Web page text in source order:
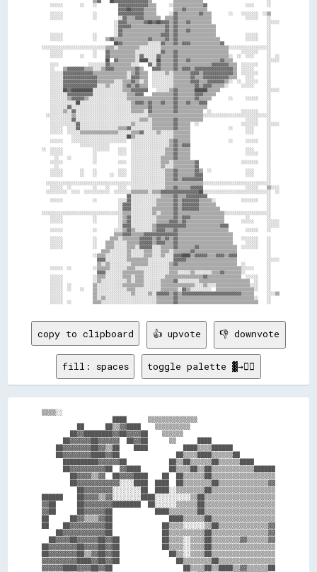
                          ▒▒▓▓    ██▓▓▓▓▓▓▓▓▓▓▓▓▓▓▓▓▒▒          ▒▒▒▒▒▒▒▒▒▒▒▒▒▒                              ░░
      ░░░░░░        ░░    ░░          ▓▓▓▓▓▓▓▓▓▓▓▓▓▓▒▒▒▒      ░░▒▒▒▒▒▒▒▒▒▒▒▒▒▒▓▓                  ░░░░      ░░
                                      ▓▓▓▓██▓▓▓▓▓▓▒▒▒▒▒▒        ▒▒▒▒▓▓▒▒▒▒▒▒▒▒▒▒
      ░░░░░░              ░░          ▓▓▓▓▓▓▓▓▓▓▓▓▒▒▒▒▒▒      ░░▓▓▒▒▒▒▒▒▒▒▒▒▓▓▒▒▒▒        ░░    ░░░░░░░░  ░░▒▒
      ░░░░░░              ░░          ░░▓▓▒▒▒▒▓▓▓▓▒▒▒▒▒▒▒▒  ▒▒▒▒▓▓▒▒▒▒▒▒▒▒▒▒▒▒▒▒▒▒                ░░░░░░    ░░
                                    ░░▓▓▓▓▒▒▒▒▒▒▒▒▓▓██▓▓██▓▓▓▓▒▒▓▓▒▒▒▒▓▓▒▒▒▒▒▒▒▒▒▒                          ░░░░░░
                                    ░░▓▓▓▓▓▓▒▒▒▒▒▒▒▒▒▒▒▒▒▒▒▒▓▓▒▒▓▓▒▒▒▒▒▒▒▒▒▒▒▒▒▒▒▒▒▒                        ░░
                                    ░░▓▓▒▒▒▒▒▒▒▒▒▒▒▒▒▒▒▒▒▒▒▒▓▓▒▒▓▓▒▒▒▒▓▓▒▒▒▒▒▒▒▒▒▒▒▒                        ░░
      ░░░░░░              ░░        ░░▓▓▒▒▒▒▒▒▒▒▒▒▒▒▒▒▒▒▒▒▓▓▓▓▒▒▓▓▒▒▒▒▒▒▒▒▒▒▒▒▒▒▒▒▒▒              ░░░░░░    ░░
      ░░░░░░              ░░    ▒▒▓▓▒▒▒▒▒▒▒▒▒▒▒▒▒▒▒▒▓▓▒▒▒▒▒▒▓▓▒▒▓▓▒▒▒▒▒▒▒▒▒▒▒▒▒▒▒▒▒▒▒▒            ░░░░░░    ░░
                                    ██▓▓▒▒▒▒▒▒▒▒▒▒▒▒░░░░░░▓▓▒▒▒▒▓▓▒▒▓▓▓▓▒▒▒▒▒▒▒▒▒▒▒▒▒▒▓▓                    ░░
  ░░░░░░░░░░░░░░░░░░░░░░░░░░░░░░▒▒▒▒░░▒▒▒▒▒▒▒▒▒▒░░░░░░░░░░▒▒▒▒▒▒▒▒▒▒▒▒▒▒▒▒▒▒▒▒▒▒▒▒▒▒▒▒▒▒▒▒░░░░░░░░░░░░░░░░░░░░
      ░░░░░░              ░░    ▓▓▒▒▒▒▒▒▒▒▒▒▒▒░░░░░░░░░░░░▓▓▒▒▒▒▓▓▒▒▒▒▒▒▒▒▒▒▒▒▒▒▒▒▒▒▒▒▒▒▒▒      ░░░░░░░░    ░░
      ░░░░░░        ░░    ░░    ▓▓▒▒▒▒▒▒▒▒▒▒▒▒░░▓▓░░░░░░▓▓▒▒▒▒▒▒▓▓▒▒▒▒▒▒▒▒▒▒▒▒▒▒▒▒▒▒▒▒▒▒▒▒░░  ░░  ░░░░      ░░  ░░
                                ██  ▓▓▒▒▒▒▒▒▒▒░░████░░░░██▒▒▒▒▒▒▓▓▒▒▒▒▓▓▒▒▒▒▒▒▒▒▒▒▒▒▒▒▓▓▒▒▒▒                ░░░░░░
      ░░░░              ░░░░░░░░▓▓▒▒▒▒▒▒▒▒▒▒░░░░    ▓▓░░▓▓▒▒▒▒▒▒▓▓▒▒▒▒▒▒▒▒▒▒▒▒▒▒▒▒▓▓▓▓▓▓▓▓▒▒▒▒  ░░░░░░░░    ░░
      ░░    ▒▒▓▓▓▓▓▓▓▓▒▒▒▒░░░░▒▒▓▓▓▓▒▒▒▒▒▒▒▒▒▒▓▓▒▒    ▓▓▓▓▒▒▒▒▒▒▓▓▒▒▓▓▓▓▒▒▓▓▓▓▓▓▓▓▓▓▓▓▓▓▓▓▓▓▒▒  ░░░░░░      ░░
      ░░░░░░▓▓▓▓▓▓▓▓▓▓▓▓▓▓▒▒▒▒▒▒▒▒▒▒▒▒▒▒▒▒░░▒▒▓▓▒▒▒▒  ░░░░░░▒▒░░▒▒▒▒▒▒▒▒▓▓▓▓▒▒▓▓▓▓▓▓▓▓▓▓▓▓▓▓▒▒  ░░░░░░░░    ░░
      ░░░░░░▓▓▓▓▓▓▓▓▓▓▓▓▓▓▓▓▒▒▒▒▒▒▒▒▒▒▒▒▒▒░░▓▓▓▓▒▒▒▒  ░░░░░░░░░░▒▒▒▒▒▒▒▒▓▓▒▒▒▒▓▓▓▓▓▓▓▓▓▓▓▓▒▒▒▒    ░░░░      ░░
      ░░░░░░▓▓▓▓▓▓▓▓▓▓▓▓▓▓▓▓▒▒▒▒▒▒▒▒░░░░▒▒▒▒▓▓▒▒░░▒▒  ░░░░░░░░░░▒▒▒▒▒▒▒▒▓▓▓▓▒▒▒▒▓▓▓▓▓▓▓▓▒▒░░  ░░  ░░░░░░    ░░
      ░░░░░░▓▓▓▓▓▓▓▓▓▓▓▓▓▓▓▓░░░░▒▒░░░░░░▒▒▓▓▒▒▓▓▒▒▒▒  ░░░░░░░░░░▒▒▒▒▒▒▒▒▒▒▓▓▒▒▓▓▓▓▒▒▒▒▒▒░░      ░░░░░░      ░░
      ░░░░░░██▓▓██████████░░░░░░░░░░░░░░▒▒▒▒▓▓▓▓▓▓▓▓    ░░░░░░▒▒▓▓▒▒▒▒▒▒▒▒██████▒▒▒▒▒▒                      ░░░░░░
      ░░░░░░░░▓▓▓▓▓▓▓▓▓▓▓▓░░░░░░░░░░░░░░░░▒▒▒▒▓▓▓▓    ▒▒▒▒▒▒▒▒▒▒▓▓▒▒▒▒▒▒▒▒▓▓▓▓▒▒▒▒▒▒                        ░░
      ░░░░░░░░▒▒▓▓▓▓▓▓▒▒░░░░░░░░░░░░░░░░░░▒▒▒▒▒▒▒▒▒▒▒▒▒▒▒▒▒▒▒▒▒▒▓▓▒▒▒▒▒▒▒▒▓▓▒▒▒▒▒▒        ░░      ░░░░░░    ░░
      ░░░░░░░░░░░░██░░░░░░░░░░░░░░░░░░░░░░░░▒▒▓▓▓▓▒▒▓▓▒▒▒▒▓▓▒▒▒▒▓▓▒▒▒▒▓▓▒▒▒▒▓▓▓▓                            ░░
      ░░░░░░░░▓▓░░░░░░░░░░░░░░░░░░░░░░░░░░░░▒▒▒▒▒▒▒▒▓▓▒▒▒▒▒▒▒▒▒▒▓▓▒▒▒▒▒▒▒▒▒▒▒▒▒▒                            ░░
      ░░░░░░▒▒░░▓▓░░░░░░░░░░░░░░░░░░░░░░░░░░▒▒▒▒▒▒░░▓▓▒▒▒▒▒▒▒▒▒▒▓▓▒▒▒▒▒▒▒▒▒▒▒▒  ░░              ░░░░░░░░    ░░
    ░░░░░░░░░░░░▒▒░░░░░░░░░░░░░░░░░░░░░░░░░░░░░░░░░░▒▒▒▒▒▒▒▒▒▒▒▒▒▒▒▒▒▒▒▒▒▒▒▒▒▒░░░░░░░░░░░░░░░░░░░░░░░░░░░░░░░░
      ░░░░░░░░░░▓▓░░░░░░░░░░░░░░░░░░░░░░░░░░░░░░▒▒▒▒░░▒▒▒▒▒▒▒▒▒▒▓▓▒▒▒▒▒▒▒▒▒▒▒▒                    ░░░░░░    ░░
      ░░░░░░░░░░░░▓▓░░░░░░░░░░░░░░░░░░░░░░░░▒▒░░░░░░░░▒▒▒▒▒▒▒▒▒▒▓▓▒▒▒▒▒▒  ░░                    ░░░░░░░░    ░░░░░░
      ░░░░░░  ░░░░▓▓░░░░░░░░░░░░░░░░░░▒▒▒▒▓▓░░░░░░░░░░▒▒▒▒▒▒▒▒▒▒▓▓▒▒▒▒▒▒                  ░░      ░░░░      ░░
      ░░░░░░  ░░░░░░▒▒▒▒▒▒▒▒▒▒▒▒▒▒▒▒▒▒░░░░░░▒▒▒▒▓▓░░░░░░▒▒░░░░░░▒▒▒▒▒▒▒▒                          ░░░░      ░░
                ░░░░░░░░░░░░░░░░░░░░░░░░░░██▒▒░░░░░░░░░░░░░░░░░░▒▒▒▒▒▒▒▒                                    ░░
      ░░░░░░    ░░░░░░░░░░░░░░░░░░░░░░░░░░  ░░░░░░░░░░░░░░░░░░▒▒▓▓▒▒▒▒▒▒                  ░░      ░░░░░░    ░░
                    ░░░░░░░░░░░░░░          ░░░░░░░░░░░░░░░░░░▒▒▓▓▒▒▓▓▓▓                                    ░░
  ░░  ░░░░░░              ░░░░░░░░    ░░░░  ░░░░░░░░░░░░░░░░▒▒▒▒▓▓▒▒▒▒▒▒                          ░░░░      ░░
      ░░░░░░              ░░          ░░░░  ░░░░░░░░░░░░░░░░▒▒▒▒▓▓▒▒▒▒▒▒                          ░░░░░░    ░░
        ░░    ░░          ░░                ░░░░░░░░░░░░░░▒▒▒▒▒▒▓▓▒▒▒▒▒▒                                    ░░
      ░░░░░░              ░░          ░░░░  ░░░░░░░░░░░░░░▒▒▒▒░░▒▒▒▒▒▒▒▒▒▒▓▓                    ░░░░░░░░    ░░
        ░░                                  ░░░░░░░░░░░░░░▒▒░░░░▒▒▒▒▒▒▒▒▒▒▓▓                                ░░
      ░░░░░░        ░░    ░░          ░░░░  ░░░░░░░░░░░░░░░░▒▒▒▒▓▓▒▒▒▒▒▒▒▒▓▓▒▒  ░░                ░░░░      ░░
      ░░░░░░        ░░    ░░      ░░  ░░░░  ░░░░░░░░░░░░░░░░▒▒▒▒▓▓▒▒▒▒▒▒▒▒▓▓▓▓                    ░░░░      ░░
                                            ░░░░░░░░░░░░░░░░▒▒▒▒▓▓▒▒▓▓▓▓▓▓▓▓▓▓                              ░░
    ░░░░░░░░░░░░░░░░░░░░░░░░░░░░░░░░░░░░░░░░░░░░░░░░░░░░░░░░▒▒▒▒▒▒▒▒▒▒▒▒▒▒▒▒▒▒░░░░░░░░░░░░░░░░░░░░░░░░░░░░░░░░
      ░░░░░░  ░░          ░░    ░░    ░░░░  ░░░░░░░░░░░░░░░░▒▒▒▒▓▓▒▒▒▒▒▒▓▓▓▓▓▓                    ░░░░░░    ▒▒░░░░
    ░░░░░░░░░░  ░░░░  ░░░░░░░░░░░░  ░░░░░░░░▒▒▒▒▒▒▒▒░░▒▒▒▒▓▓▓▓▓▓▓▓▓▓▓▓▓▓▓▓▓▓██░░░░░░░░░░░░░░░░░░░░░░░░░░░░░░░░  ░░
                                          ▓▓░░░░░░░░░░░░░░▒▒▒▒▒▒▓▓▒▒▒▒▓▓▓▓▓▓▓▓▓▓                            ░░
      ░░░░░░              ░░          ░░░░▓▓░░░░░░░░░░░░▒▒▒▒▒▒▒▒▓▓▒▒▓▓▓▓▓▓▓▓▒▒▒▒▒▒░░            ░░░░░░░░    ░░
                                      ░░▓▓▓▓░░░░░░░░░░░░▒▒▒▒▒▒▒▒▓▓▒▒▓▓▓▓▓▓▓▓▒▒▒▒▒▒▒▒                        ░░
                                      ░░▓▓▓▓░░░░░░░░░░▒▒▒▒▒▒▒▒▒▒▓▓▒▒▓▓▓▓▓▓▓▓▒▒▒▒▒▒▒▒▒▒                      ░░
  ░░░░░░░░░░░░░░░░░░░░░░░░░░░░░░░░░░░░░░▒▒▒▒░░░░░░░░░░▒▒░░▒▒▒▒▒▒▓▓▒▒▒▒▒▒▒▒▒▒▒▒▒▒▒▒▒▒▒▒▒▒░░░░░░░░░░░░░░░░░░░░░░
      ░░░░░░              ░░          ░░▒▒▓▓░░░░░░░░░░░░▒▒▒▒▒▒▒▒▓▓▒▒▓▓▓▓▒▒▒▒▒▒▒▒▒▒▒▒▒▒▒▒          ░░        ░░
      ░░░░░░              ░░          ░░▒▒▓▓░░░░░░░░░░░░▒▒▒▒▒▒▓▓▓▓▒▒▓▓▒▒▒▒▒▒▒▒▒▒▒▒▒▒▒▒▒▒        ░░░░░░      ░░░░░░
                                      ░░▓▓▓▓░░░░░░░░░░▒▒▓▓▓▓▓▓▓▓▓▓▓▓▓▓▒▒▒▒▒▒▒▒▒▒▒▒▒▒▒▒▓▓▓▓                  ░░░░░░
      ░░░░░░              ░░        ░░░░▒▒▓▓▒▒░░░░░░░░▒▒▓▓▓▓▒▒▒▒▓▓▒▒▒▒▒▒▒▒▒▒▒▒▒▒▒▒▒▒▒▒▒▒▒▒        ░░░░░░    ░░
                                    ▒▒▒▒▓▓▓▓▒▒▒▒▒▒▓▓▓▓▓▓▓▓▓▓▓▓▓▓▓▓▒▒▒▒▒▒▒▒▒▒▒▒▒▒▒▒▒▒▒▒▒▒▒▒▒▒
      ░░░░░░              ░░      ▒▒▒▒░░▒▒▒▒▒▒▒▒▓▓▓▓▓▓▒▒▓▓▒▒▓▓▒▒▓▓▒▒▒▒▒▒▒▒▒▒▒▒▒▒▒▒▒▒▒▒▒▒▒▒▒▒    ░░░░░░░░    ░░
      ░░░░░░              ░░    ▒▒▒▒░░░░░░▒▒▒▒▒▒▓▓▓▓▓▓▒▒▓▓▓▓▒▒▒▒▓▓▒▒▒▒▒▒▒▒▒▒▒▒▒▒▒▒▒▒▒▒▒▒▒▒▒▒      ░░░░░░    ░░
      ░░░░░░              ░░    ▒▒▒▒░░░░░░▒▒▒▒░░▓▓▓▓▓▓░░░░▒▒▒▒▒▒▓▓▒▒▒▒▒▒▒▒▓▓▒▒▒▒▒▒▒▒▒▒▒▒▒▒▒▒▒▒  ░░░░░░░░    ░░
                              ▒▒▒▒░░░░░░░░▒▒░░░░░░▒▒▒▒░░░░▒▒▒▒░░▒▒▒▒▒▒▒▒▓▓▒▒▒▒▒▒▒▒▒▒▒▒▒▒▒▒▒▒▒▒              ░░
                          ░░▒▒▒▒░░░░░░░░░░▒▒░░░░░░▒▒▒▒░░░░▒▒░░░░▓▓▓▓████▒▒▓▓▓▓▓▓▒▒▒▒▓▓▓▓▒▒▓▓▓▓              ░░
                            ▓▓▓▓░░░░░░░░░░▒▒▒▒▒▒▒▒▒▒░░░░░░░░░░░░▓▓▓▓▓▓▒▒▒▒▒▒▒▒▒▒▒▒▒▒▒▒▒▒▒▒▒▒▒▒              ░░░░░░
                            ▒▒░░▒▒░░░░░░░░░░▒▒▒▒▒▒▒▒░░░░░░░░░░▒▒▓▓▒▒▒▒▒▒▒▒▒▒▒▒▒▒▒▒▒▒▒▒▒▒▒▒▒▒▒▒  ░░          ░░
      ░░░░░░  ░░          ░░▒▒▒▒▒▒░░░░░░░░▒▒▒▒░░░░░░░░░░░░░░░░▒▒▒▒▒▒▒▒▒▒▒▒▒▒▒▒▒▒▒▒▒▒▒▒▒▒▒▒▒▒▒▒▒▒░░░░░░      ░░
                            ▓▓▓▓░░░░░░░░▒▒▒▒▒▒▒▒▒▒░░░░░░░░░░░░▒▒▒▒░░░░░░▒▒░░░░░░░░▒▒▒▒▓▓▒▒▒▒▒▒▒▒░░          ░░
      ░░░░░░              ░░▒▒▒▒░░░░░░░░▒▒▒▒░░▒▒▒▒░░░░░░░░░░▒▒▒▒▒▒▒▒▒▒▒▒▒▒▒▒▒▒▓▓▒▒▒▒▒▒▒▒▒▒▒▒▒▒▒▒  ░░░░░░    ░░
      ░░░░░░              ░░▒▒░░░░░░░░░░░░▒▒░░▒▒▒▒░░░░░░░░▒▒▒▒▒▒▓▓░░░░░░░░░░▒▒▒▒▒▒▒▒▒▒▒▒▒▒▒▒▒▒▒▒▒▒▒▒  ░░    ░░
      ░░░░░░  ░░          ▒▒░░░░░░░░░░░░▒▒▒▒▒▒▒▒▒▒░░░░░░░░▒▒▒▒▒▒▒▒▒▒▒▒▒▒▒▒░░░░▒▒░░░░▒▒▒▒▒▒▒▒▒▒▒▒▒▒▒▒░░░░    ░░
      ░░░░░░  ░░    ░░    ▒▒░░░░░░░░░░░░░░▒▒▒▒░░░░░░░░░░░░▒▒▒▒▒▒▒▒░░▓▓▒▒░░░░░░░░░░  ▒▒▒▒▒▒▒▒▒▒▒▒▒▒▒▒▒▒░░    ░░
      ░░░░░░              ▒▒░░░░░░░░░░░░░░░░▒▒░░░░░░▒▒░░▓▓▓▓▓▓▒▒▓▓▒▒▓▓▓▓▓▓▓▓▓▓▓▓▓▓▓▓▓▓▓▓▓▓▓▓▓▓▓▓▒▒▒▒▒▒      ░░░░▒▒
      ░░░░░░              ▒▒░░▒▒░░░░░░░░░░░░░░░░░░░░░░░░▒▒▒▒▒▒▒▒▓▓▒▒▒▒▒▒▒▒▒▒▒▒▒▒▒▒▒▒▒▒▒▒▒▒▒▒▒▒▒▒▒▒▒▒▒▒░░    ░░
copy to clipboard 👍 upvote 👎 downvote
fill: spaces toggle palette ▓→✊🏽
▒▒▒▒░░
                    ████      ▒▒▒▒▒▒▒▒▒▒▒▒▒▒
          ██      ██▒▒▓▓████    ▒▒▒▒▒▒▒▒▒▒
        ██▓▓████████▓▓██▓▓▓▓██    ▒▒▒▒▒▒
      ██▓▓▓▓▓▓██▓▓▓▓▓▓  ██▓▓██      ▒▒      ████
    ██▓▓▓▓▓▓▓▓██▓▓▒▒██    ████          ████▒▒▒▒██████
    ██▓▓▓▓▓▓▓▓████▓▓██                ██▒▒▒▒████▒▒▒▒▒▒██
      ██████████▓▓▓▓▓▓██            ██▒▒██▒▒▒▒▒▒██▒▒▒▒▒▒████
      ██▓▓▓▓▓▓▓▓▓▓██  ▓▓████        ██▒▒▒▒██▒▒██▒▒▒▒▒▒▒▒▒▒▒▒██████
        ██▓▓▓▓▒▒▓▓  ██▓▓▓▓████    ██  ██▒▒▒▒▒▒██▒▒▒▒▒▒▒▒▒▒▒▒▒▒▒▒▒▒
        ██▓▓▓▓▓▓▓▓▓▓▓▓░░░░████  ████  ██▒▒▒▒▒▒▒▒██▒▒▒▒▒▒▒▒▒▒▒▒▒▒▓▓
          ██▓▓▓▓▓▓▓▓░░░░░░░░██  ████░░▒▒▒▒▒▒▒▒██▒▒▒▒▒▒▒▒▒▒▒▒▒▒▒▒▒▒
██████    ██▓▓▓▓▒▒▓▓░░░░░░░░████░░░░░░░░░░▒▒██▒▒▒▒▒▒▒▒▒▒▒▒▒▒▒▒▒▒▒▒
▓▓██      ██▓▓▓▓▓▓▓▓████████  ██░░░░░░▒▒▒▒▒▒██▒▒▒▒▒▒▒▒▒▒▒▒▒▒▒▒▒▒▒▒
▓▓██      ██▓▓▓▓▓▓██            ████▒▒▒▒▒▒▒▒██▒▒▒▒▒▒▒▒▒▒▒▒▒▒▒▒▒▒▒▒
██      ██▓▓▒▒▒▒▓▓██                ████▒▒▒▒▒▒██▒▒▒▒▒▒▒▒▒▒▒▒▒▒▒▒▒▒
██    ██▓▓▓▓▓▓▓▓▓▓██              ██▒▒▒▒░░░░░░▒▒██▒▒▒▒▒▒▒▒▒▒▒▒▒▒▓▓
    ██▓▓▓▓▓▓▓▓▓▓▓▓██              ██▒▒▒▒▒▒▒▒▒▒██▒▒▒▒▒▒▒▒▒▒▒▒▒▒▒▒▓▓
  ██▓▓▓▓██▓▓▓▓▓▓██▓▓██            ██▒▒▒▒░░▒▒▒▒██▒▒▒▒▒▒▒▒▓▓▒▒▒▒▒▒▓▓
██▓▓▓▓▓▓▓▓██▓▓▓▓██▓▓██            ██▒▒▒▒░░▒▒▒▒██▒▒▒▒▒▒▒▒▒▒▒▒▒▒▒▒▒▒
██▓▓▓▓▓▓▓▓██▒▒▓▓██▓▓██              ██▒▒░░▒▒▒▒██▒▒▒▒▒▒▒▒▒▒▒▒▒▒▒▒▒▒
▓▓▓▓▓▓▓▓▓▓████▓▓██▓▓██                ██▒▒▒▒▒▒▒▒██▒▒▒▒▒▒▒▒▒▒▒▒▒▒▒▒
▓▓▓▓▓▓████▓▓▓▓██▓▓██                    ██▒▒▒▒██▒▒████▒▒▓▓▒▒▒▒▒▒██